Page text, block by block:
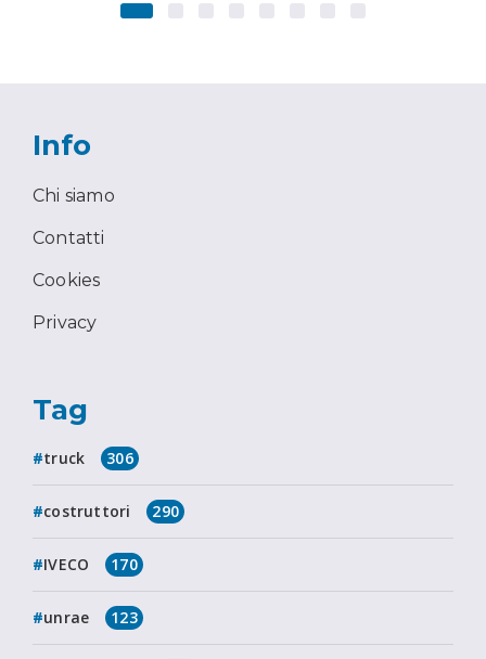
Info
Chi siamo
Contatti
Cookies
Privacy
Tag
truck 306
costruttori 290
IVECO 170
unrae 123